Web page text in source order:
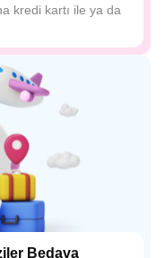
kredi kartı ile ya da
Bedava